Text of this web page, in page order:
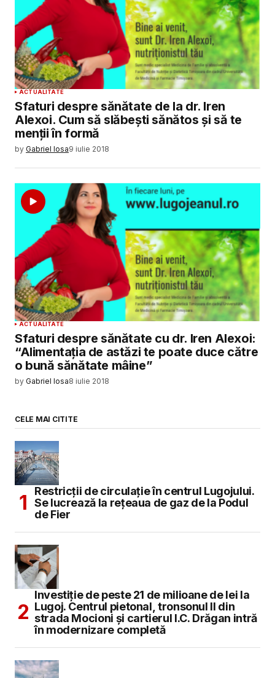
ACTUALITATE
Sfaturi despre sănătate de la dr. Iren
Alexoi. Cum să slăbeşti sănătos şi să te
menţii în formă
by Gabriel Iosa9 iulie 2018
ACTUALITATE
Sfaturi despre sănătate cu dr. Iren Alexoi:
“Alimentaţia de astăzi te poate duce către
o bună sănătate mâine”
by Gabriel Iosa8 iulie 2018
CELE MAI CITITE
Restricții de circulație în centrul Lugojului.
Se lucrează la rețeaua de gaz de la Podul
de Fier
Investiție de peste 21 de milioane de lei la
Lugoj. Centrul pietonal, tronsonul II din
strada Mocioni și cartierul I.C. Drăgan intră
în modernizare completă